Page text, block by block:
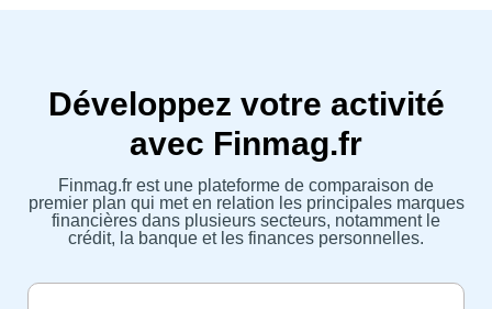
Développez votre activité
avec Finmag.fr
Finmag.fr est une plateforme de comparaison de
premier plan qui met en relation les principales marques
financières dans plusieurs secteurs, notamment le
crédit, la banque et les finances personnelles.